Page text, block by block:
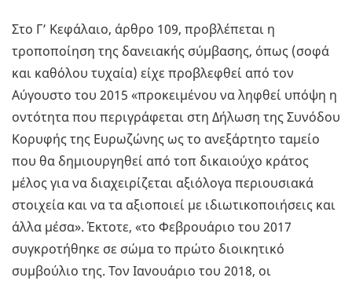
Στο Γ’ Κεφάλαιο, άρθρο 109, προβλέπεται η
τροποποίηση της δανειακής σύμβασης, όπως (σοφά
και καθόλου τυχαία) είχε προβλεφθεί από τον
Αύγουστο του 2015 «προκειμένου να ληφθεί υπόψη η
οντότητα που περιγράφεται στη Δήλωση της Συνόδου
Κορυφής της Ευρωζώνης ως το ανεξάρτητο ταμείο
που θα δημιουργηθεί από τοπ δικαιούχο κράτος
μέλος για να διαχειρίζεται αξιόλογα περιουσιακά
στοιχεία και να τα αξιοποιεί με ιδιωτικοποιήσεις και
άλλα μέσα». Έκτοτε, «το Φεβρουάριο του 2017
συγκροτήθηκε σε σώμα το πρώτο διοικητικό
συμβούλιο της. Τον Ιανουάριο του 2018, οι